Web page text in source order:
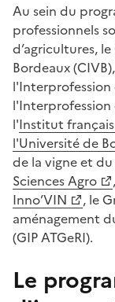
Au sein du
professionnels
d’agricultures,
Bordeaux
l'Interprofession
l'Interprofession
l'Institut
l'Université de
de la vigne et
Sciences Agro
,
Inno’VIN
, le
aménagement
(GIP ATGeRI).
Le